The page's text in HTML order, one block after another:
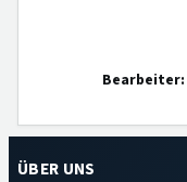
Bearbeiter:
ÜBER UNS